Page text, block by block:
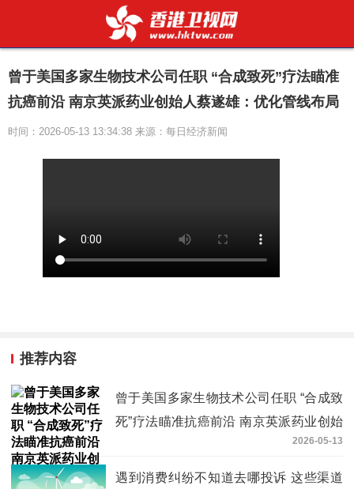
曾于美国多家生物技术公司任职 “合成致死”疗法瞄准
抗癌前沿 南京英派药业创始人蔡遂雄：优化管线布局
时间：2026-05-13 13:34:38 来源：每日经济新闻
推荐内容
曾于美国多家生物技术公司任职 “合成致
死”疗法瞄准抗癌前沿 南京英派药业创始
2026-05-13
遇到消费纠纷不知道去哪投诉 这些渠道